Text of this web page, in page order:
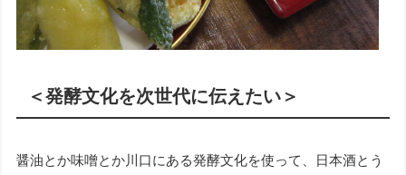
＜発酵文化を次世代に伝えたい＞
醤油とか味噌とか川口にある発酵文化を使って、日本酒とう